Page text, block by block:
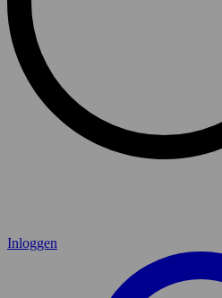
Inloggen